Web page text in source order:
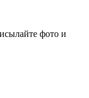
фото и